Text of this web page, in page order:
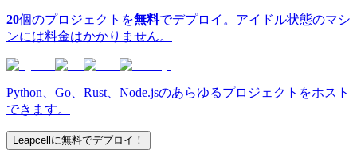
20個のプロジェクトを無料でデプロイ。アイドル状態のマシ
ンには料金はかかりません。
Python、Go、Rust、Node.jsのあらゆるプロジェクトをホスト
できます。
Leapcellに無料でデプロイ！